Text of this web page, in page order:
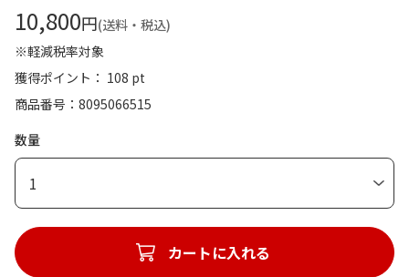
10,800円(送料・税込)
※軽減税率対象
獲得ポイント： 108 pt
商品番号
8095066515
数量
1
カートに入れる